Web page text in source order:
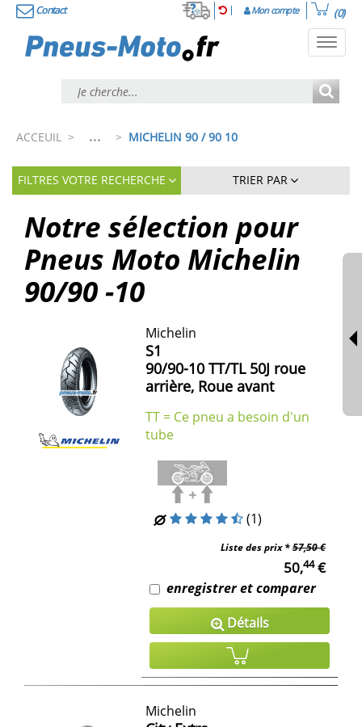
Contact Mon compte (0)
ACCEUIL > ... > MICHELIN 90 / 90 10
FILTRES VOTRE RECHERCHE TRIER PAR
Notre sélection pour
Pneus Moto Michelin
90/90 -10
Michelin
S1
90/90-10 TT/TL 50J roue
arrière, Roue avant
TT = Ce pneu a besoin d'un
tube
(1)
Liste des prix *57,50 €
50,44€
enregistrer et comparer
Détails
Michelin